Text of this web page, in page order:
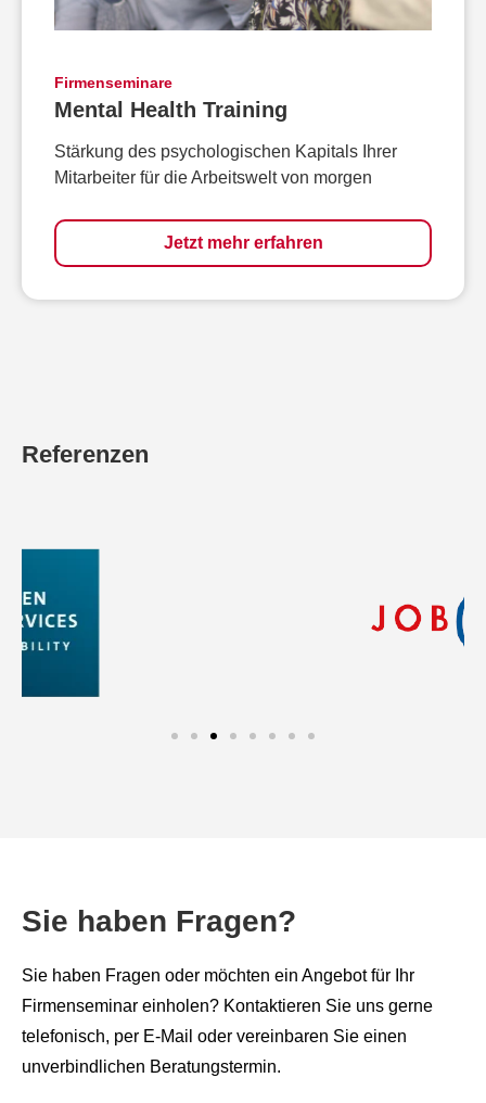
Firmenseminare
Mental Health Training
Stärkung des psychologischen Kapitals Ihrer
Mitarbeiter für die Arbeitswelt von morgen
Jetzt mehr erfahren
Referenzen
Sie haben Fragen?
Sie haben Fragen oder möchten ein Angebot für Ihr
Firmenseminar einholen? Kontaktieren Sie uns gerne
telefonisch, per E-Mail oder vereinbaren Sie einen
unverbindlichen Beratungstermin.